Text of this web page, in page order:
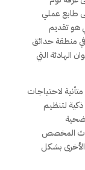
طابع عملي
هو تقديم
منطقة حدائق
الهادئة التي
لاحتياجات
لتنظيم
المخصص
بشكل